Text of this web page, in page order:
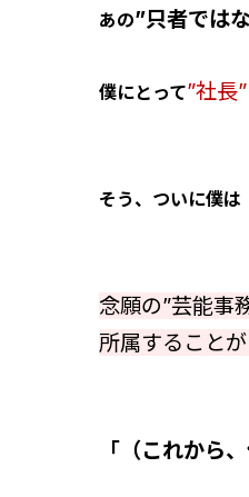
あの”只者では
僕にとって”社長”
そう、ついに僕は
念願の”芸能事
所属することが
「（これから